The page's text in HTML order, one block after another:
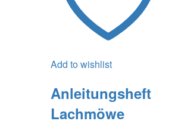
Add to wishlist
Anleitungsheft
Lachmöwe